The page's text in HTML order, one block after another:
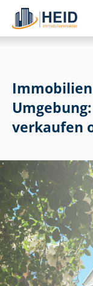
verkaufen